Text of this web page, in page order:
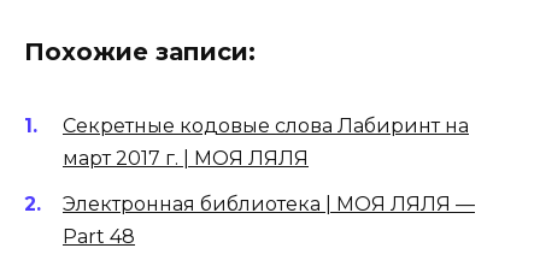
Похожие записи:
Секретные кодовые слова Лабиринт на
март 2017 г. | МОЯ ЛЯЛЯ
Электронная библиотека | МОЯ ЛЯЛЯ —
Part 48